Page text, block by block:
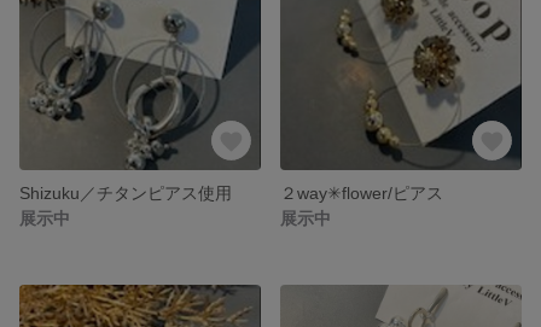
Shizuku／チタンピアス使用
展示中
２way✳︎flower/ピアス
展示中